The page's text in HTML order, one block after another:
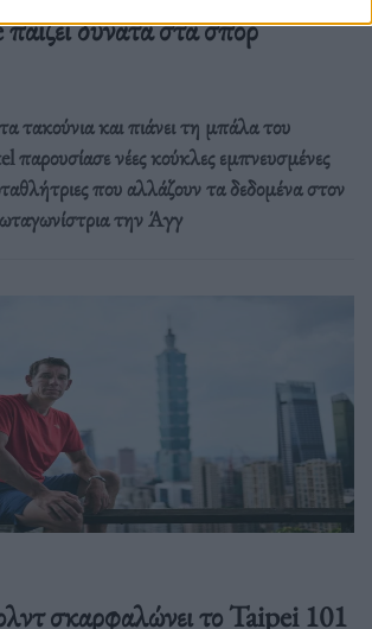
δυνατά στα σπορ
τακούνια και πιάνει τη μπάλα του
νέες κούκλες εμπνευσμένες
που αλλάζουν τα δεδομένα στον
την Άγγ
σκαρφαλώνει το Taipei 101